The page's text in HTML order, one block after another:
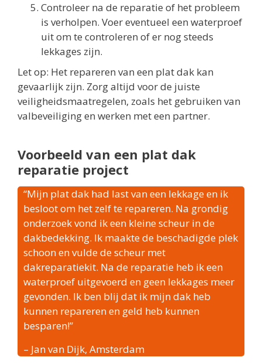
Controleer na de reparatie of het probleem
is verholpen. Voer eventueel een waterproef
uit om te controleren of er nog steeds
lekkages zijn.
Let op: Het repareren van een plat dak kan
gevaarlijk zijn. Zorg altijd voor de juiste
veiligheidsmaatregelen, zoals het gebruiken van
valbeveiliging en werken met een partner.
Voorbeeld van een plat dak
reparatie project
“Mijn plat dak had last van een lekkage en ik
besloot om het zelf te repareren. Na grondig
onderzoek vond ik een kleine scheur in de
dakbedekking. Ik maakte de beschadigde plek
schoon en vulde de scheur met
dakreparatiekit. Na de reparatie heb ik een
waterproef uitgevoerd en geen lekkages meer
gevonden. Ik ben blij dat ik mijn dak heb
kunnen repareren en geld heb kunnen
besparen!”
– Jan van Dijk, Amsterdam